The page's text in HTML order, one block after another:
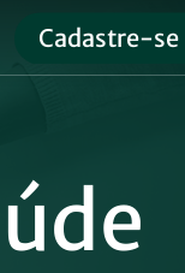
Cadastre-se